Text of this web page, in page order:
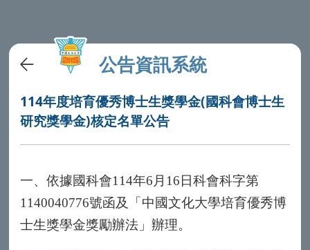
公告資訊系統
114年度培育優秀博士生獎學金(國科會博士生
研究獎學金)核定名單公告
一、依據國科會114年6 月 16 日科會科字第
1140040776號函及「中國文化大學培育優秀博
士生獎學金獎勵辦法」辦理。